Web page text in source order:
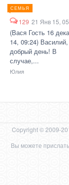
СЕМЬЯ
129 21 Янв 15,
(Вася Гость 16
14, 09:24) Василий,
добрый день! В
случае,...
Юлия
Copyright © 2009-
Вы можете